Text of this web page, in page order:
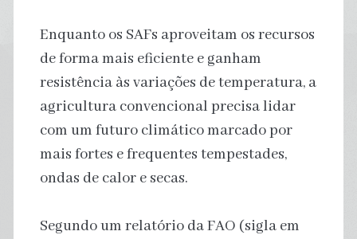
Enquanto os SAFs aproveitam os recursos
de forma mais eficiente e ganham
resistência às variações de temperatura, a
agricultura convencional precisa lidar
com um futuro climático marcado por
mais fortes e frequentes tempestades,
ondas de calor e secas.
Segundo um relatório da FAO (sigla em